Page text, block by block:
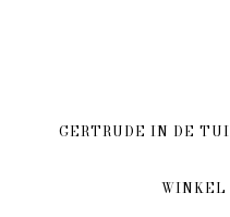
GERTRUDE IN DE
WINKEL